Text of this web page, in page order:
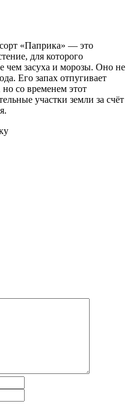
«Паприка» — это
для которого
чем засуха и морозы. Оно не
Его запах отпугивает
со временем этот
участки земли за счёт